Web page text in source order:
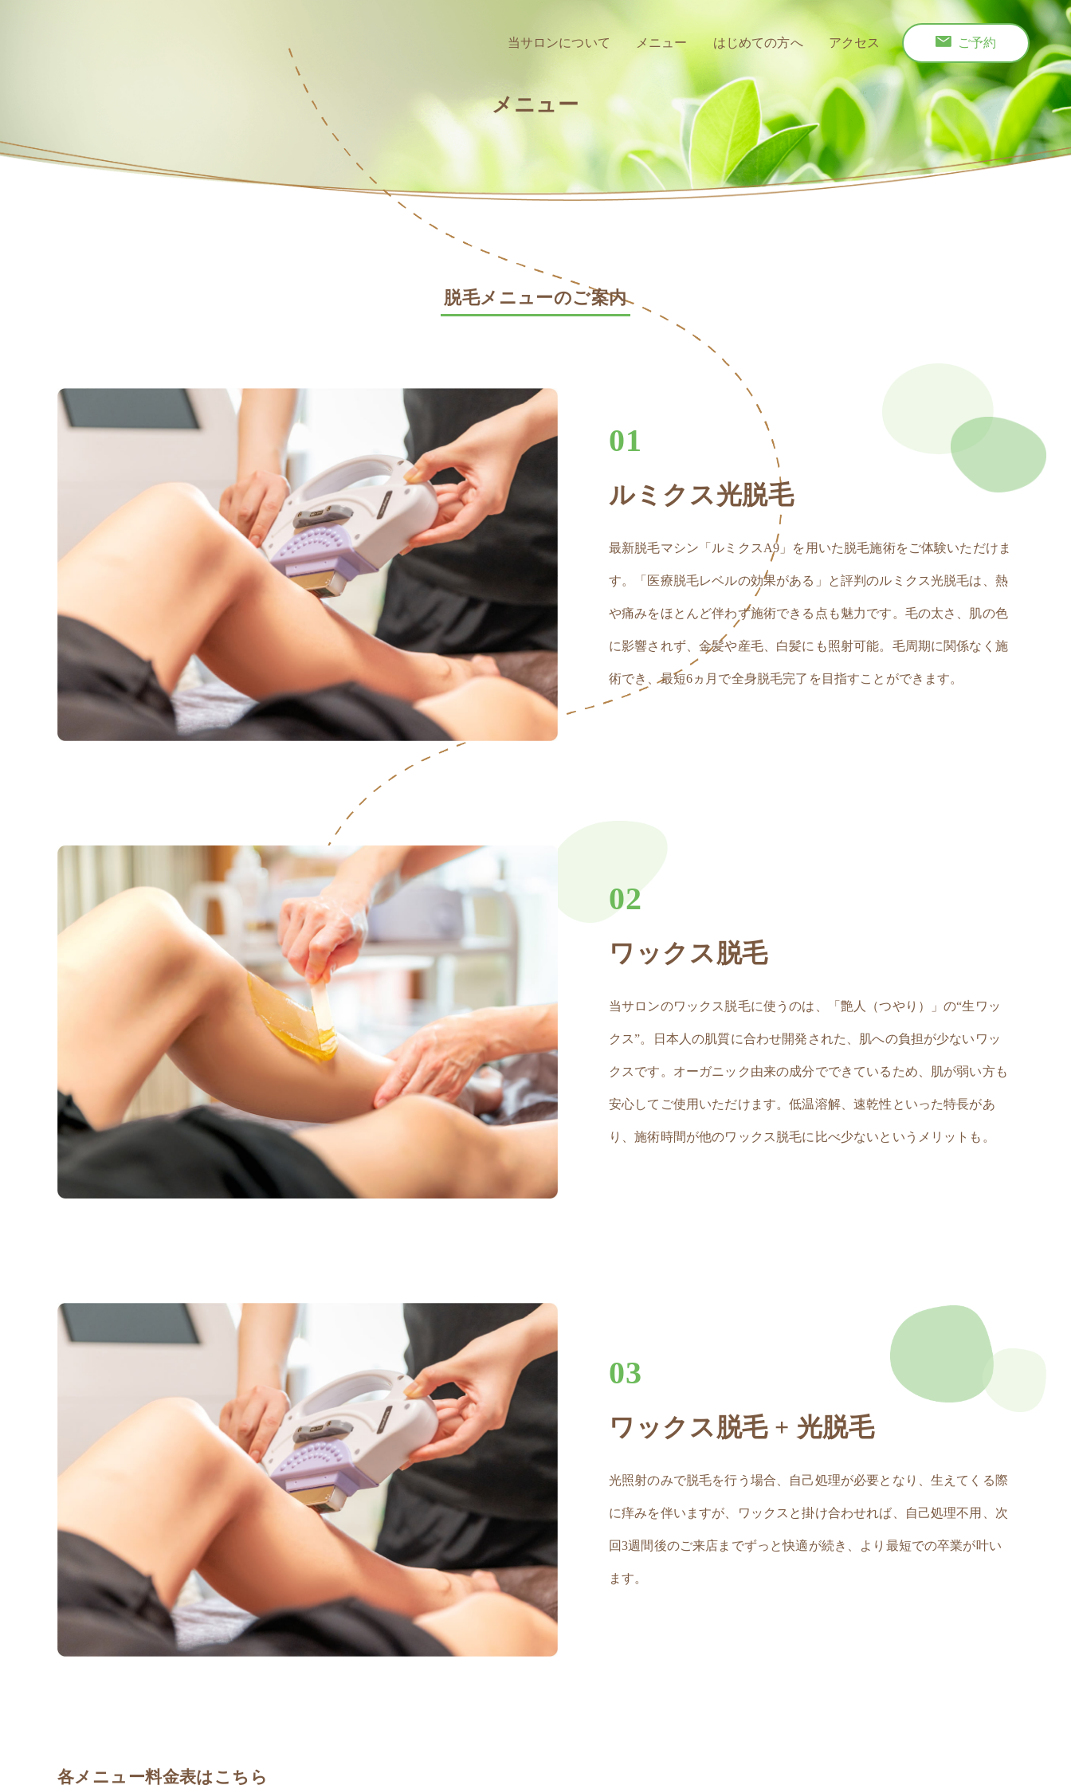
当サロンについて メニュー はじめての方へ アクセス ご予約
メニュー
脱毛メニューのご案内
01
ルミクス光脱毛
最新脱毛マシン「ルミクスA9」を用いた脱毛施術をご体験いただけま
す。「医療脱毛レベルの効果がある」と評判のルミクス光脱毛は、熱
や痛みをほとんど伴わず施術できる点も魅力です。毛の太さ、肌の色
に影響されず、金髪や産毛、白髪にも照射可能。毛周期に関係なく施
術でき、最短6ヵ月で全身脱毛完了を目指すことができます。
02
ワックス脱毛
当サロンのワックス脱毛に使うのは、「艶人（つやり）」の“生ワッ
クス”。日本人の肌質に合わせ開発された、肌への負担が少ないワッ
クスです。オーガニック由来の成分でできているため、肌が弱い方も
安心してご使用いただけます。低温溶解、速乾性といった特長があ
り、施術時間が他のワックス脱毛に比べ少ないというメリットも。
03
ワックス脱毛 + 光脱毛
光照射のみで脱毛を行う場合、自己処理が必要となり、生えてくる際
に痒みを伴いますが、ワックスと掛け合わせれば、自己処理不用、次
回3週間後のご来店までずっと快適が続き、より最短での卒業が叶い
ます。
各メニュー料金表はこちら